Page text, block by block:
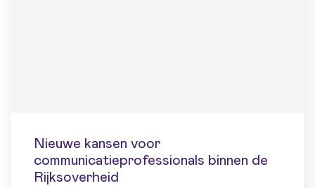
Nieuwe kansen voor
communicatieprofessionals binnen de
Rijksoverheid